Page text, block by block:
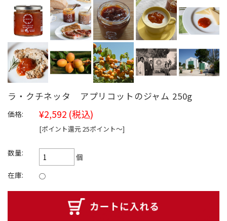
ラ・クチネッタ アプリコットのジャム 250g
価格: ¥2,592 (税込)
[ポイント還元 25ポイント〜]
数量:
個
在庫:
○